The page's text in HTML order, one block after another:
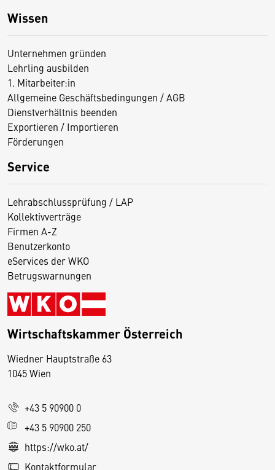
Wissen
Unternehmen gründen
Lehrling ausbilden
1. Mitarbeiter:in
Allgemeine Geschäftsbedingungen / AGB
Dienstverhältnis beenden
Exportieren / Importieren
Förderungen
Service
Lehrabschlussprüfung / LAP
Kollektivverträge
Firmen A-Z
Benutzerkonto
eServices der WKO
Betrugswarnungen
Wirtschaftskammer Österreich
Wiedner Hauptstraße 63
1045 Wien
+43 5 90900 0
+43 5 90900 250
https://wko.at/
Kontaktformular
D
s
e
S
e